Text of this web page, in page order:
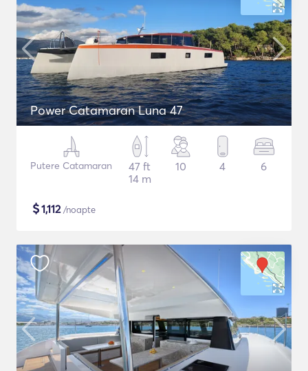
Power Catamaran Luna 47
Putere Catamaran
47 ft
14 m
10 4 6
$1,112/noapte